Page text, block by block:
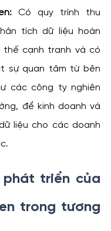
Có quy trình thu
tích dữ liệu hoàn
thế cạnh tranh và có
sự quan tâm từ bên
các công ty nghiên
để kinh doanh và
liệu cho các doanh
phát triển của
trong tương